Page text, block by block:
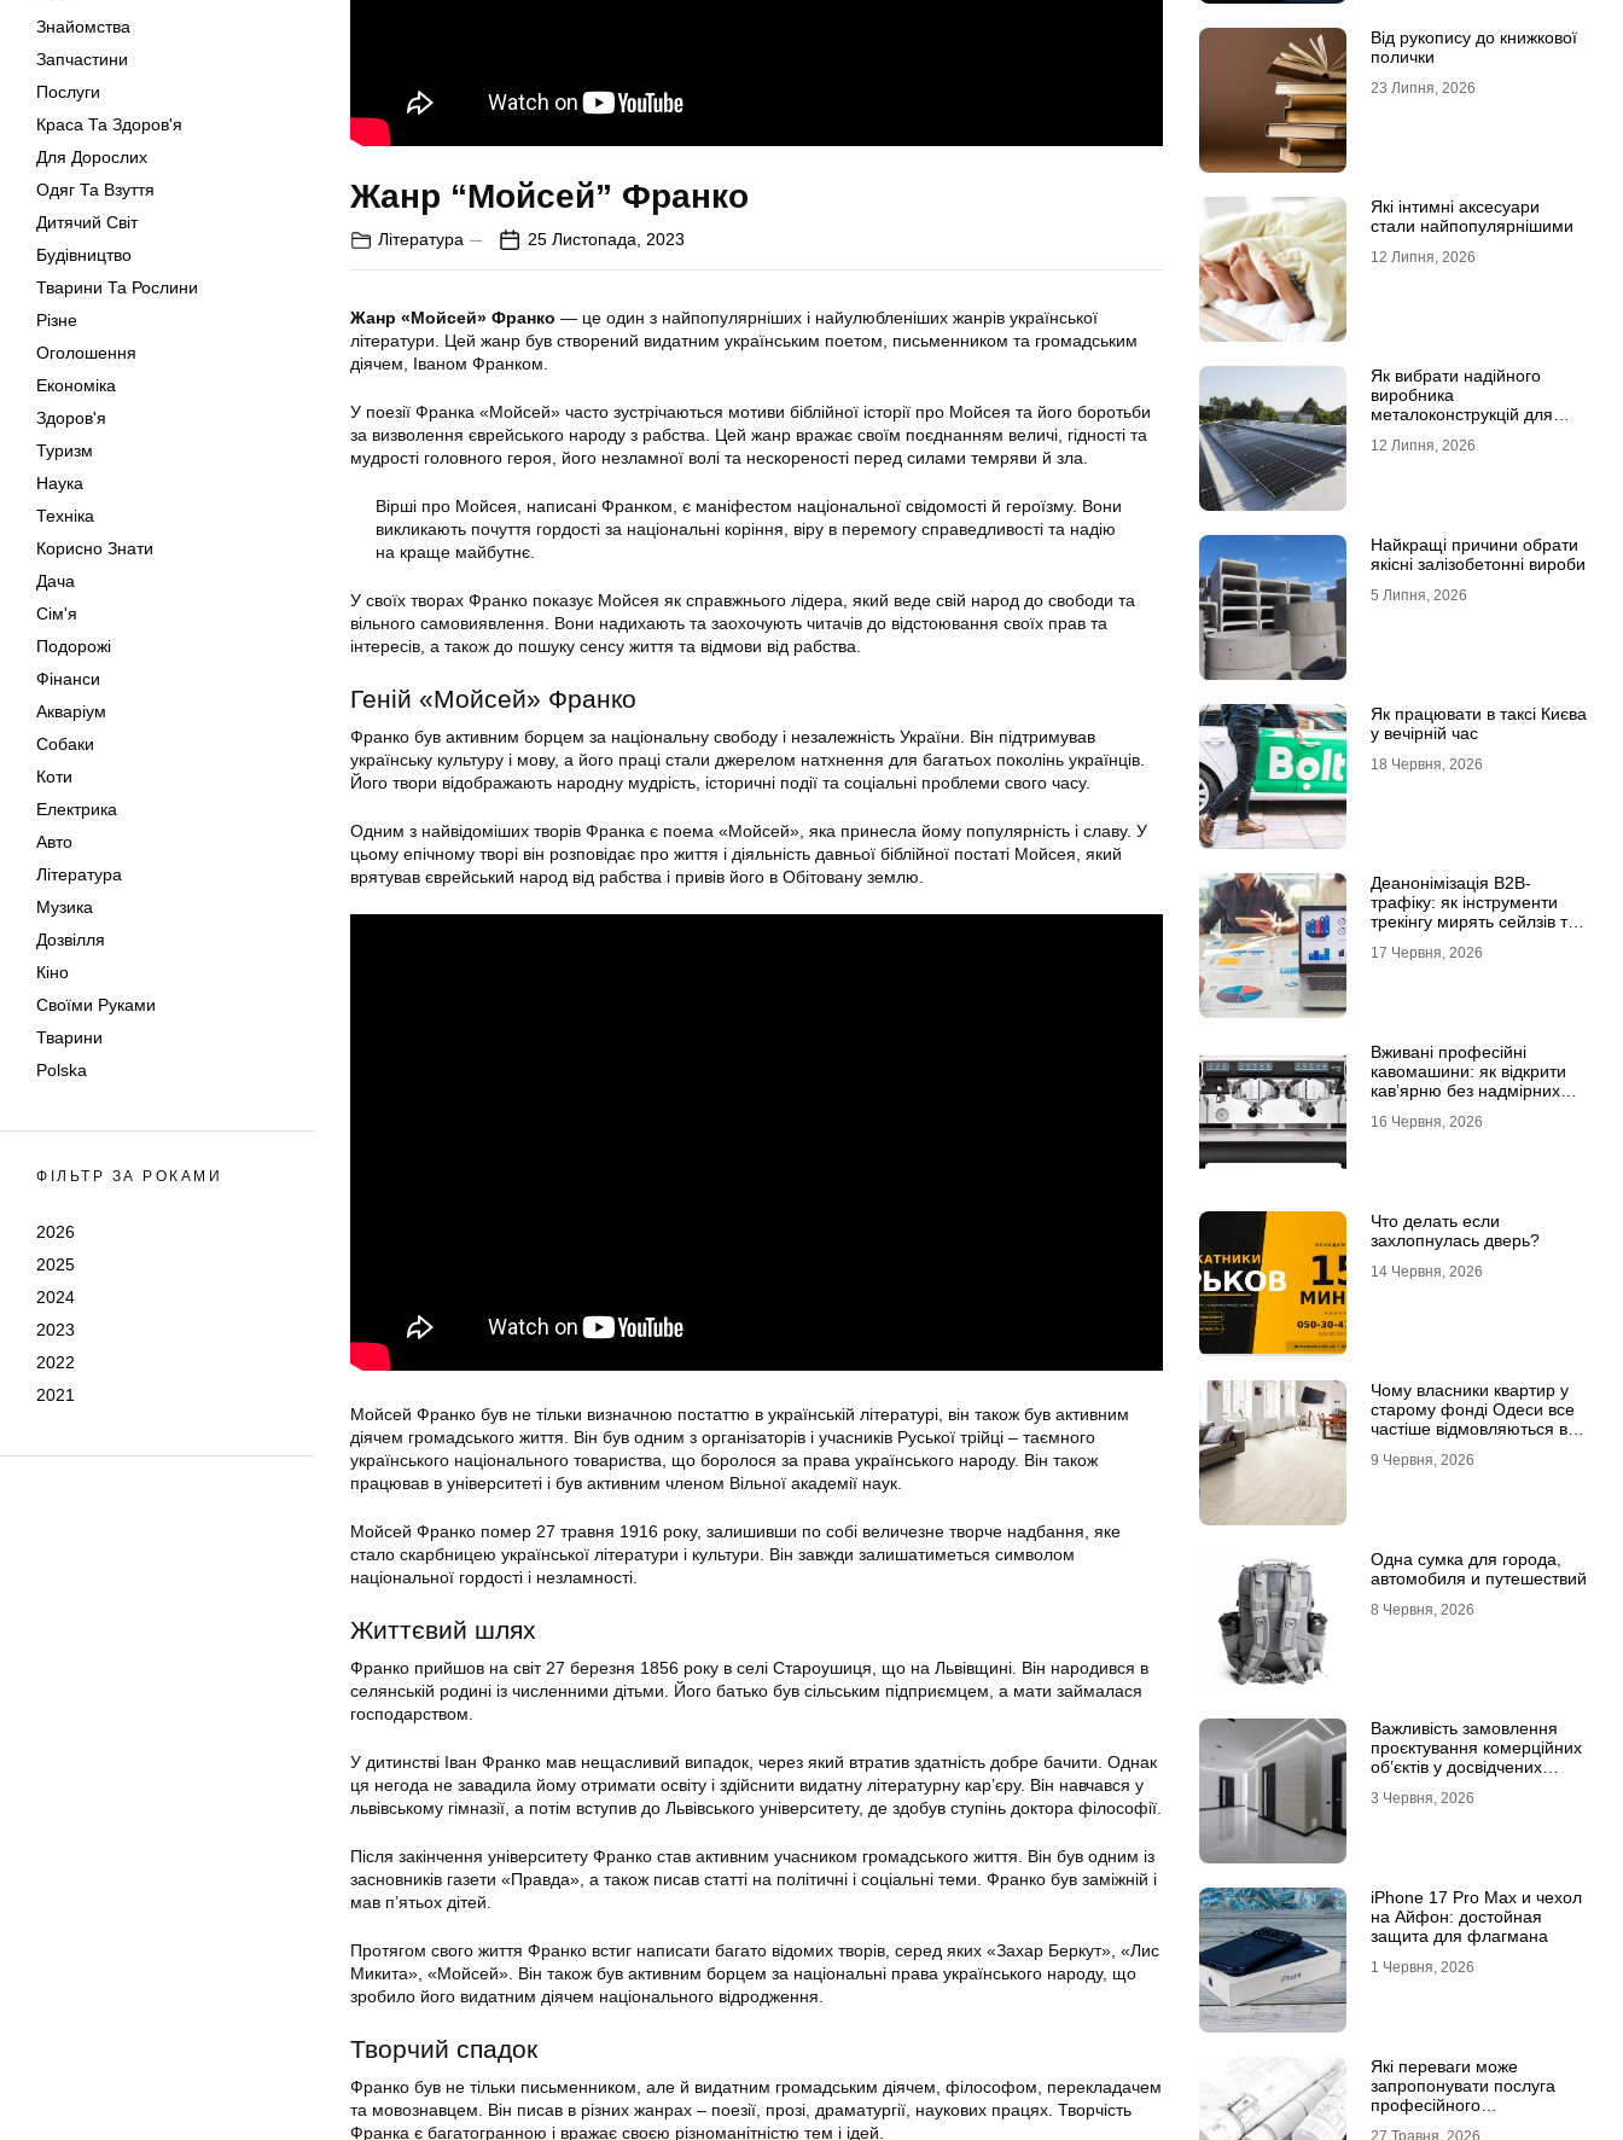
Знайомства
Запчастини
Послуги
Краса Та Здоров'я
Для Дорослих
Одяг Та Взуття
Дитячий Світ
Будівництво
Тварини Та Рослини
Різне
Оголошення
Економіка
Здоров'я
Туризм
Наука
Техніка
Корисно Знати
Дача
Сім'я
Подорожі
Фінанси
Акваріум
Собаки
Коти
Електрика
Авто
Література
Музика
Дозвілля
Кіно
Своїми Руками
Тварини
Polska
ФІЛЬТР ЗА РОКАМИ
2026
2025
2024
2023
2022
2021
Жанр “Мойсей” Франко
Література 25 Листопада, 2023
Жанр «Мойсей» Франко — це один з найпопулярніших і найулюбленіших жанрів української
літератури. Цей жанр був створений видатним українським поетом, письменником та громадським
діячем, Іваном Франком.
У поезії Франка «Мойсей» часто зустрічаються мотиви біблійної історії про Мойсея та його боротьби
за визволення єврейського народу з рабства. Цей жанр вражає своїм поєднанням величі, гідності та
мудрості головного героя, його незламної волі та нескореності перед силами темряви й зла.
Вірші про Мойсея, написані Франком, є маніфестом національної свідомості й героїзму. Вони
викликають почуття гордості за національні коріння, віру в перемогу справедливості та надію
на краще майбутнє.
У своїх творах Франко показує Мойсея як справжнього лідера, який веде свій народ до свободи та
вільного самовиявлення. Вони надихають та заохочують читачів до відстоювання своїх прав та
інтересів, а також до пошуку сенсу життя та відмови від рабства.
Геній «Мойсей» Франко
Франко був активним борцем за національну свободу і незалежність України. Він підтримував
українську культуру і мову, а його праці стали джерелом натхнення для багатьох поколінь українців.
Його твори відображають народну мудрість, історичні події та соціальні проблеми свого часу.
Одним з найвідоміших творів Франка є поема «Мойсей», яка принесла йому популярність і славу. У
цьому епічному творі він розповідає про життя і діяльність давньої біблійної постаті Мойсея, який
врятував єврейський народ від рабства і привів його в Обітовану землю.
Мойсей Франко був не тільки визначною постаттю в українській літературі, він також був активним
діячем громадського життя. Він був одним з організаторів і учасників Руської трійці – таємного
українського національного товариства, що боролося за права українського народу. Він також
працював в університеті і був активним членом Вільної академії наук.
Мойсей Франко помер 27 травня 1916 року, залишивши по собі величезне творче надбання, яке
стало скарбницею української літератури і культури. Він завжди залишатиметься символом
національної гордості і незламності.
Життєвий шлях
Франко прийшов на світ 27 березня 1856 року в селі Староушиця, що на Львівщині. Він народився в
селянській родині із численними дітьми. Його батько був сільським підприємцем, а мати займалася
господарством.
У дитинстві Іван Франко мав нещасливий випадок, через який втратив здатність добре бачити. Однак
ця негода не завадила йому отримати освіту і здійснити видатну літературну кар’єру. Він навчався у
львівському гімназії, а потім вступив до Львівського університету, де здобув ступінь доктора філософії.
Після закінчення університету Франко став активним учасником громадського життя. Він був одним із
засновників газети «Правда», а також писав статті на політичні і соціальні теми. Франко був заміжній і
мав п’ятьох дітей.
Протягом свого життя Франко встиг написати багато відомих творів, серед яких «Захар Беркут», «Лис
Микита», «Мойсей». Він також був активним борцем за національні права українського народу, що
зробило його видатним діячем національного відродження.
Творчий спадок
Франко був не тільки письменником, але й видатним громадським діячем, філософом, перекладачем
та мовознавцем. Він писав в різних жанрах – поезії, прозі, драматургії, наукових працях. Творчість
Франка є багатогранною і вражає своєю різноманітністю тем і ідей.
Від рукопису до книжкової
полички
23 Липня, 2026
Які інтимні аксесуари
стали найпопулярнішими
12 Липня, 2026
Як вибрати надійного
виробника
металоконструкцій для
12 Липня, 2026
Найкращі причини обрати
якісні залізобетонні вироби
5 Липня, 2026
Як працювати в таксі Києва
у вечірній час
18 Червня, 2026
Деанонімізація B2B-
трафіку: як інструменти
трекінгу мирять сейлзів та
17 Червня, 2026
Вживані професійні
кавомашини: як відкрити
кав’ярню без надмірних
16 Червня, 2026
Что делать если
захлопнулась дверь?
14 Червня, 2026
Чому власники квартир у
старому фонді Одеси все
частіше відмовляються від
ламінату
9 Червня, 2026
Одна сумка для города,
автомобиля и путешествий
8 Червня, 2026
Важливість замовлення
проєктування комерційних
об’єктів у досвідчених
3 Червня, 2026
iPhone 17 Pro Max и чехол
на Айфон: достойная
защита для флагмана
1 Червня, 2026
Які переваги може
запропонувати послуга
професійного
27 Травня, 2026